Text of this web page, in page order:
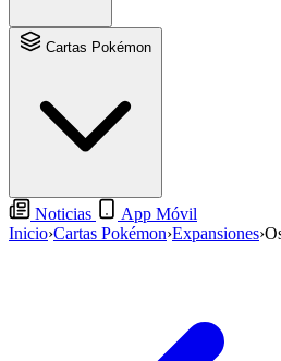
Noticias
App Móvil
Inicio›Cartas Pokémon›Expansiones›